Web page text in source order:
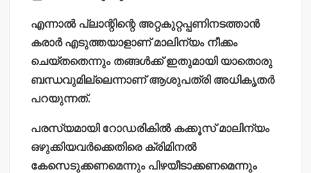
എന്നാല്‍ പ്ലാന്റിന്റെ അറ്റകുറ്റപ്പണിനടത്താന്‍
കരാര്‍ എടുത്തയാളാണ് മാലിന്യം നീക്കം
ചെയ്തതെന്നും തങ്ങള്‍ക്ക് ഇതുമായി യാതൊരു
ബന്ധവുമില്ലെന്നാണ് ആശുപത്രി അധികൃതര്‍
പറയുന്നത്.
പരസ്യമായി റോഡരികില്‍ കക്കൂസ് മാലിന്യം
ഒഴുക്കിയവര്‍ക്കെതിരെ ക്രിമിനല്‍
കേസെടുക്കണമെന്നും പിഴയീടാക്കണമെന്നും